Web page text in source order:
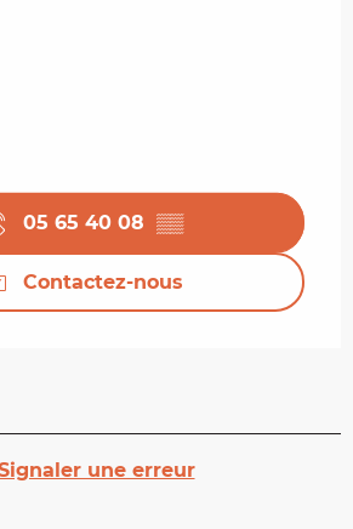
05 65 40 08 ▒▒
Contactez-nous
une erreur